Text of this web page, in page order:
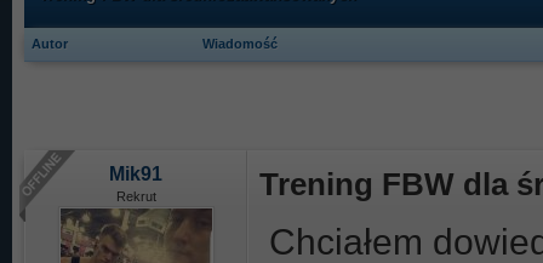
Autor Wiadomość
Mik91
Rekrut Trening FBW dla
Chciałem